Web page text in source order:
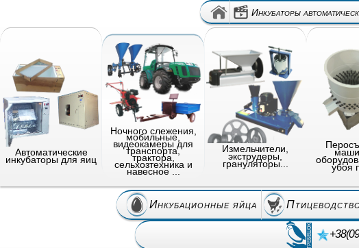
Инкубаторы
Автоматические
инкубаторы для яиц
Ночного слежения,
мобильные,
видеокамеры для
транспорта,
трактора,
сельхозтехника и
навесное ...
Измельчители,
экструдеры,
грануляторы... убоя
Инкубационные яйца